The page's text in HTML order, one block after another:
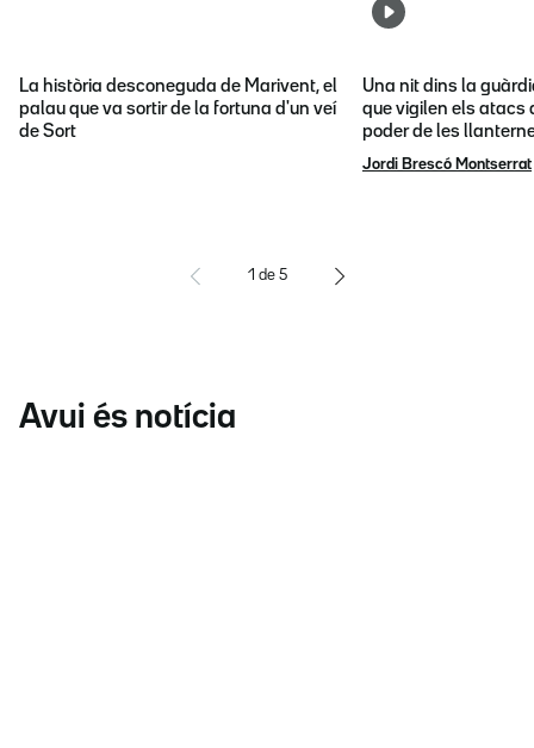
La història desconeguda de Marivent, el
palau que va sortir de la fortuna d'un veí
de Sort
Una nit dins la
que vigilen els atacs
poder de les
Jordi Brescó Montserrat
1 de 5
Avui és notícia